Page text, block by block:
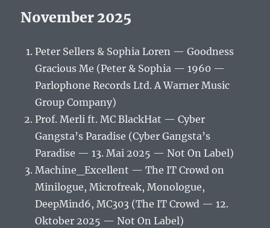
November 2025
Peter Sellers & Sophia Loren — Goodness
Gracious Me (Peter & Sophia — 1960 —
Parlophone Records Ltd. A Warner Music
Group Company)
Prof. Merli ft. MC BlackHat — Cyber
Gangsta’s Paradise (Cyber Gangsta’s
Paradise — 13. Mai 2025 — Not On Label)
Machine_Excellent — The IT Crowd on
Minilogue, Microfreak, Monologue,
DeepMind6, MC303 (The IT Crowd — 12.
Oktober 2025 — Not On Label)